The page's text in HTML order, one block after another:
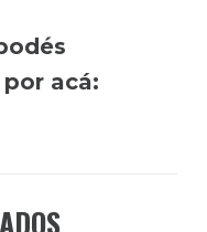
acá: